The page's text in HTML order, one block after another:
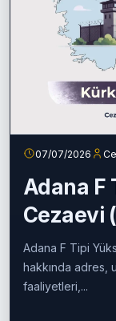
07/07/2026
Adana F
Cezaevi
Rehberi
Adana F Tipi
hakkında adres,
faaliyetleri,...